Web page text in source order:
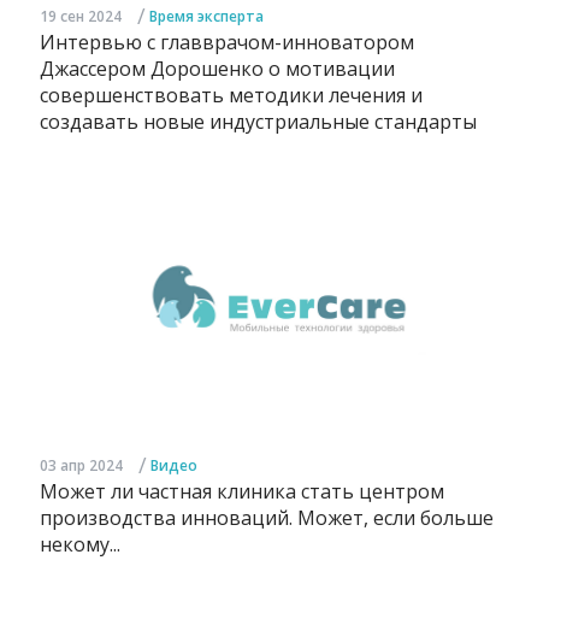
19 сен 2024 / Время эксперта
Интервью с главврачом-инноватором
Джассером Дорошенко о мотивации
совершенствовать методики лечения и
создавать новые индустриальные стандарты
03 апр 2024 / Видео
Может ли частная клиника стать центром
производства инноваций. Может, если больше
некому...